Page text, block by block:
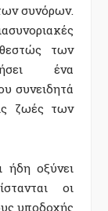
συνόρων.
των
ένα
συνειδητά
ζωές των
ήδη οξύνει
οι
υποδοχής